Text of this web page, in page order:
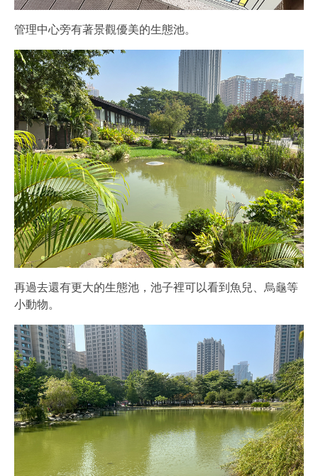
管理中心旁有著景觀優美的生態池。
再過去還有更大的生態池，池子裡可以看到魚兒、烏龜等
小動物。